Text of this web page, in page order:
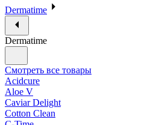
Dermatime
Dermatime
Смотреть все товары
Acidcure
Aloe V
Caviar Delight
Cotton Clean